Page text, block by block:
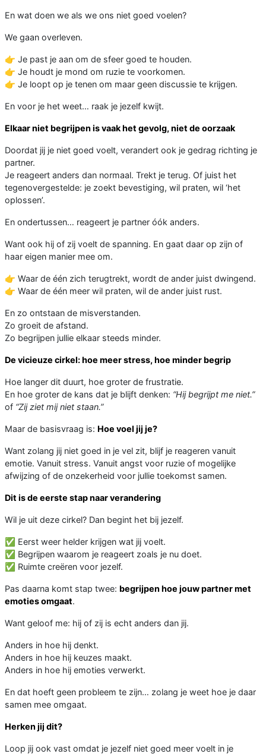
En wat doen we als we ons niet goed voelen?
We gaan overleven.
👉 Je past je aan om de sfeer goed te houden.
👉 Je houdt je mond om ruzie te voorkomen.
👉 Je loopt op je tenen om maar geen discussie te krijgen.
En voor je het weet… raak je jezelf kwijt.
Elkaar niet begrijpen is vaak het gevolg, niet de oorzaak
Doordat jij je niet goed voelt, verandert ook je gedrag richting je
partner.
Je reageert anders dan normaal. Trekt je terug. Of juist het
tegenovergestelde: je zoekt bevestiging, wil praten, wil ‘het
oplossen’.
En ondertussen… reageert je partner óók anders.
Want ook hij of zij voelt de spanning. En gaat daar op zijn of
haar eigen manier mee om.
👉 Waar de één zich terugtrekt, wordt de ander juist dwingend.
👉 Waar de één meer wil praten, wil de ander juist rust.
En zo ontstaan de misverstanden.
Zo groeit de afstand.
Zo begrijpen jullie elkaar steeds minder.
De vicieuze cirkel: hoe meer stress, hoe minder begrip
Hoe langer dit duurt, hoe groter de frustratie.
En hoe groter de kans dat je blijft denken: “Hij begrijpt me niet.”
of “Zij ziet mij niet staan.”
Maar de basisvraag is: Hoe voel jij je?
Want zolang jij niet goed in je vel zit, blijf je reageren vanuit
emotie. Vanuit stress. Vanuit angst voor ruzie of mogelijke
afwijzing of de onzekerheid voor jullie toekomst samen.
Dit is de eerste stap naar verandering
Wil je uit deze cirkel? Dan begint het bij jezelf.
✅ Eerst weer helder krijgen wat jij voelt.
✅ Begrijpen waarom je reageert zoals je nu doet.
✅ Ruimte creëren voor jezelf.
Pas daarna komt stap twee: begrijpen hoe jouw partner met
emoties omgaat.
Want geloof me: hij of zij is echt anders dan jij.
Anders in hoe hij denkt.
Anders in hoe hij keuzes maakt.
Anders in hoe hij emoties verwerkt.
En dat hoeft geen probleem te zijn… zolang je weet hoe je daar
samen mee omgaat.
Herken jij dit?
Loop jij ook vast omdat je jezelf niet goed meer voelt in je